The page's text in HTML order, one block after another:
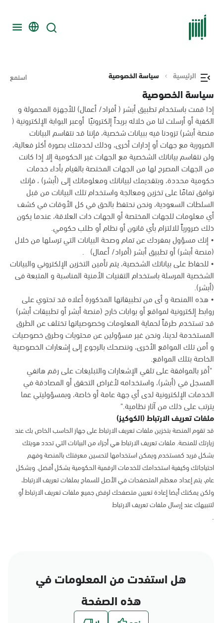
الرئيسية سياسة الخصوصية استمع
سياسة الخصوصية
إذا قمت باستخدام تطبيق أبشر ( أفراد/ أعمال) للأجهزة المحمولة و
الكفية أو أرسلت لنا من خلاله بريداً إلكترونيًا أوعبر البوابة الإلكترونية (
منصة أبشر) تزودنا فيه ببيانات شخصية، فإننا قد نتقاسم البيانات
الضرورية مع جهات أو إدارات أخرى، وذلك لخدمتك بصورة أكثر فعالية،
ولن نتقاسم بياناتك الشخصية مع الجهات غير الحكومية إلا إذا كانت
من الجهات المصرح لها من الجهات المختصة بالقيام بأداء خدمات
حكومية محددة، وبتقديمك لبياناتك ومعلوماتك إلى (أبشر) ، فإنك
توافق تمامًا على تخزين ومعالجة واستخدام تلك البيانات من قبل
السلطات السعودية، ونحن نحتفظ بالحق في كل الأوقات في كشف
أي معلومات للجهات المختصة أو الجهات ذات العلاقة، عندما يكون
ذلك ضرورياً للالتزام بأي قانون أو نظام أو طلب حكومي.
• إنك مسؤول بمفردك عن تمام وصحة البيانات التي ترسلها من خلال
(منصة أبشر) أو تطبيق أبشر (أفراد/ أعمال) .
• للحفاظ على بياناتك الشخصية، يتم تأمين التخزين الإلكتروني والبيانات
الشخصية المرسلة باستخدام التقنيات الأمنية المناسبة و المتبعة فى
(أبشر).
• هذه االمنصة و أى من تطبيقاتها المذكورة أعلاه قد تحتوي على
روابط إلكترونية لمواقع أو بوابات خارج (منصة أبشر أو تطبيقات أبشر)
قد تستخدم طرقاً لحماية المعلومات وخصوصياتها تختلف عن الطرق
المستخدمة لدينا، ونحن غير مسؤولين عن محتويات وطرق خصوصيات
و أمن تلك المواقع الأخرى، وننصحك بالرجوع إلى إشعارات الخصوصية
الخاصة بتلك المواقع.
"أقر بالموافقة على تلقي الإشعارات والتبليغات على رقم هاتفي
المسجل في (أبشر)، واستخدامه لأغراض التحقق أو المصادقة في
الخدمات الإلكترونية لدى أي جهة عامة أو خاصة، وبمسؤوليتي عما
يترتب على ذلك من آثار نظامية."
ملفات تعريف الارتباط (الكوكيز)
قد تقوم المنصة بتخزين ملفات تعريف الارتباط على جهاز الحاسب الخاص بك عند
زيارتك للمنصة. ملفات تعريف الارتباط هي أجزاء من البيانات التي تحدد هويتك
بشكل فريد كمستخدم ويمكن استخدامها لتحسين معرفتك بالمنصة وفهم
احتياجاتك وكيفية استخدامك للخدمات الرقمية الحكومية بشكل أفضل. وبشكل
عام، يتم إعداد معظم المتصفحات في الأصل للسماح بملفات تعريف الارتباط،
ولكن يمكنك أيضا إعادة تعيين متصفحك لرفض جميع ملفات تعريف الارتباط أو
لتنبيهك عند إرسال ملفات تعريف الارتباط
.
هل استفدت من المعلومات في
هذه الصفحة